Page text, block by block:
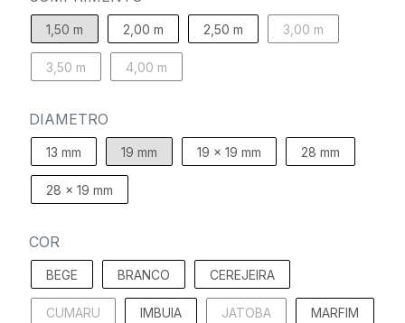
1,50 m 2,00 m 2,50 m 3,00 m
3,50 m 4,00 m
DIAMETRO
13 mm 19 mm 19 x 19 mm 28 mm
28 x 19 mm
COR
BEGE BRANCO CEREJEIRA
CUMARU IMBUIA JATOBA MARFIM